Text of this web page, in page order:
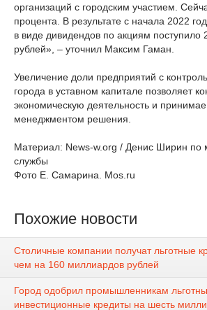
организаций с городским участием.
процента. В результате с начала 2022
в виде дивидендов по акциям поступило
рублей», – уточнил Максим Гаман.
Увеличение доли предприятий с
города в уставном капитале позволяет
экономическую деятельность и
менеджментом решения.
Материал: News-w.org / Денис Ширин по
службы
Фото Е. Самарина. Mos.ru
Похожие новости
Столичные компании получат льготные
чем на 160 миллиардов рублей
Город одобрил промышленникам
инвестиционные кредиты на шесть